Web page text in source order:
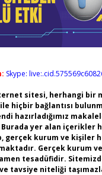
Skype:
sitesi, herhangi bir
hiçbir bağlantısı
hazırladığımız
Burada yer alan içerikler
gerçek kurum ve kişiler
Gerçek kurum
tesadüfidir.
tavsiye niteliği